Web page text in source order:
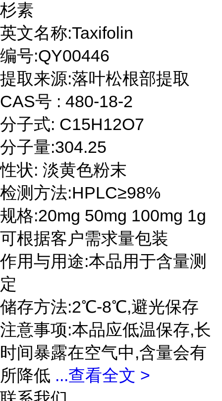
杉素
英文名称:Taxifolin
编号:QY00446
提取来源:落叶松根部提取
CAS号 : 480-18-2
分子式: C15H12O7
分子量:304.25
性状: 淡黄色粉末
检测方法:HPLC≥98%
规格:20mg 50mg 100mg 1g
可根据客户需求量包装
作用与用途:本品用于含量测
定
储存方法:2℃-8℃,避光保存
注意事项:本品应低温保存,长
时间暴露在空气中,含量会有
所降低 ...查看全文 >